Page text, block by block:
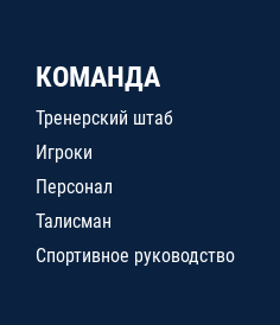
КОМАНДА
Тренерский штаб
Игроки
Персонал
Талисман
Спортивное руководство